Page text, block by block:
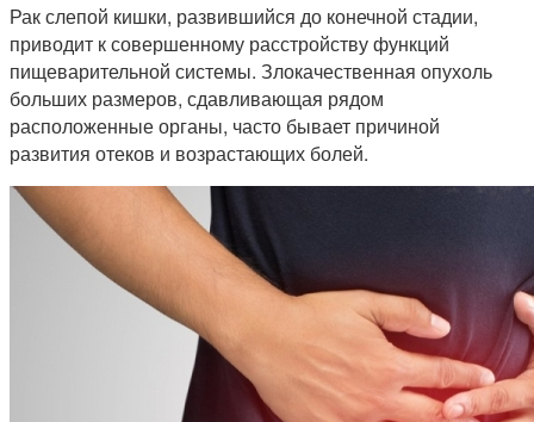
Рак слепой кишки, развившийся до конечной стадии,
приводит к совершенному расстройству функций
пищеварительной системы. Злокачественная опухоль
больших размеров, сдавливающая рядом
расположенные органы, часто бывает причиной
развития отеков и возрастающих болей.